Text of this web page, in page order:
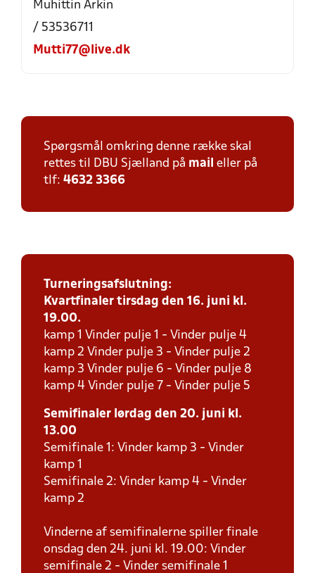
Muhittin Arkin
/ 53536711
Mutti77@live.dk
Spørgsmål omkring denne række skal
rettes til DBU Sjælland på mail eller på
tlf: 4632 3366
Turneringsafslutning:
Kvartfinaler tirsdag den 16. juni kl.
19.00.
kamp 1 Vinder pulje 1 - Vinder pulje 4
kamp 2 Vinder pulje 3 - Vinder pulje 2
kamp 3 Vinder pulje 6 - Vinder pulje 8
kamp 4 Vinder pulje 7 - Vinder pulje 5
Semifinaler lørdag den 20. juni kl.
13.00
Semifinale 1: Vinder kamp 3 - Vinder
kamp 1
Semifinale 2: Vinder kamp 4 - Vinder
kamp 2
Vinderne af semifinalerne spiller finale
onsdag den 24. juni kl. 19.00: Vinder
semifinale 2 - Vinder semifinale 1